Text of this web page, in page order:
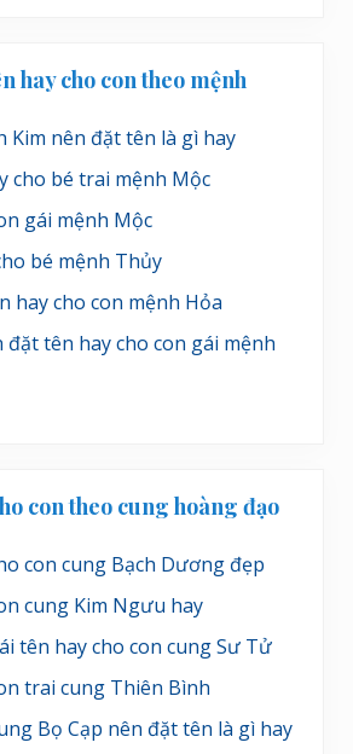
hay cho con theo mệnh
Kim nên đặt tên là gì hay
cho bé trai mệnh Mộc
gái mệnh Mộc
bé mệnh Thủy
hay cho con mệnh Hỏa
đặt tên hay cho con gái mệnh
con theo cung hoàng đạo
con cung Bạch Dương đẹp
cung Kim Ngưu hay
tên hay cho con cung Sư Tử
trai cung Thiên Bình
Bọ Cạp nên đặt tên là gì hay